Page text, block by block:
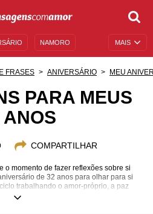
MAIS
NAMORO
DE ANIVERSÁRIO
FRASES ANIVERSÁRIO MEU
PARA MEUS
ANOS
COMPARTILHAR
o momento de fazer reflexões sobre si
de 32 anos para olhar para si
trabalhando o amor-próprio, a paz
inspirar com mensagens para o seu